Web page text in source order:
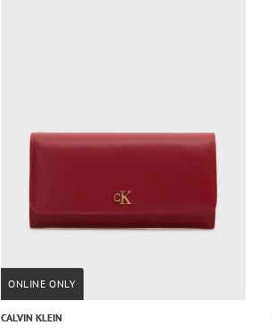
ONLINE ONLY
CALVIN KLEIN